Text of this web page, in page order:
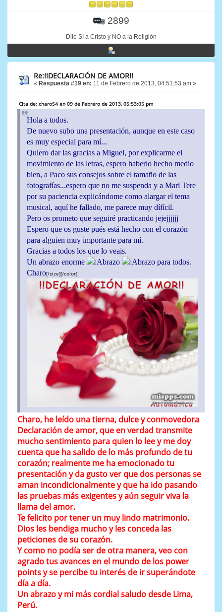
2899
Dile SI a Cristo y NO a la Religión
Re:!!DECLARACIÓN DE AMOR!!
« Respuesta #19 en: 11 de Febrero de 2013, 04:51:53 am »
Cita de: charo54 en 09 de Febrero de 2013, 05:53:05 pm
Hola a todos.
De nuevo subo una presentación, aunque en este caso
es muy especial para mí...
Quiero dar las gracias a Miguel, por explicarme el
movimiento de las letras, espero haberlo hecho medio
bien, a Paco sus consejos sobre el tamaño de las
fotografías...espero que no me suspenda y a Mari Tere
por su paciencia explicándome como alargar el tema
musical, aquí he fallado, me parece muy dífícil.
Pero os prometo que seguiré practicando jejejjjjjj
Espero que os guste pués está hecho con el corazón
para alguien muy importante para mí.
Gracias a todos los que lo veais.
Un abrazo enorme
para todos.
Charo[/size][/color]
Charo, he leído una tierna, dulce y conmovedora
Declaración de amor, que en verdad transmite
mucho sentimiento para quien lo lee y me doy
cuenta que ha salido de lo más profundo de tu
corazón; realmente me ha emocionado tu
presentación y da gusto ver que dos personas se
aman incondicionalmente y que ha ido pasando
las pruebas más exigentes y aún seguir viva la
llama del amor.
Te felicito por tener un muy lindo matrimonio.
Dios les bendiga mucho y les conceda las
peticiones de su corazón.
Y como no podía ser de otra manera, veo con
agrado tus avances en el mundo de los power
points y se percibe tu interés de ir superándote
día a día.
Un abrazo y mi más cordial saludo desde Lima,
Perú.